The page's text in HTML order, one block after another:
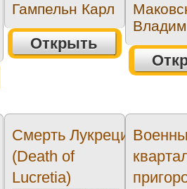
Гампельн Карл
Открыть
Смерть Лукреции
(Death of
Lucretia)